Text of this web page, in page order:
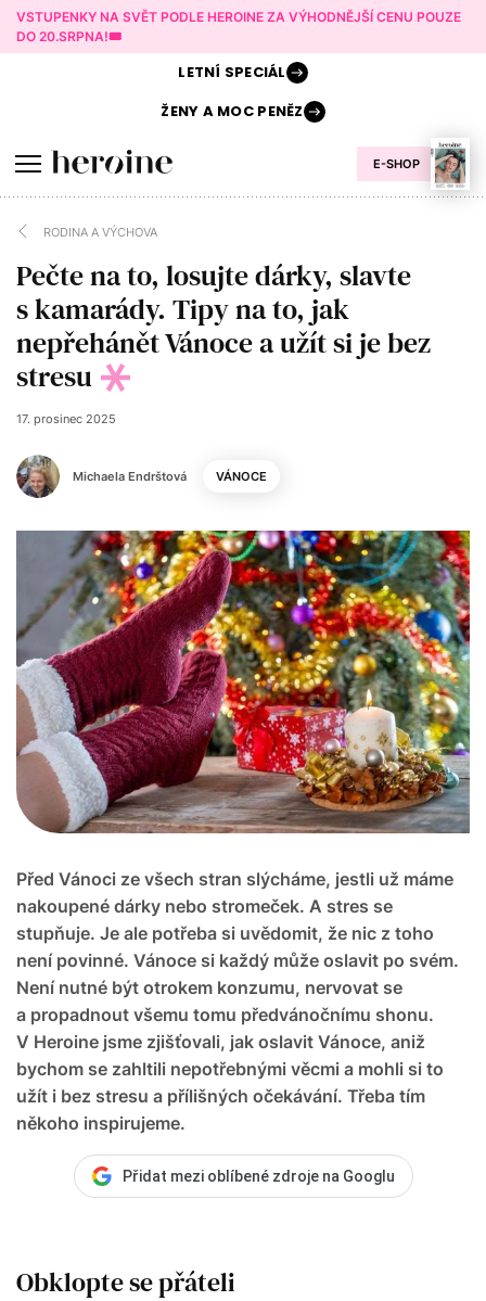
VSTUPENKY NA SVĚT PODLE HEROINE ZA VÝHODNĚJŠÍ CENU POUZE
DO 20.SRPNA!🎟️
E-SHOP
LETNÍ SPECIÁL
ŽENY AMOC PENĚZ
RODINA A VÝCHOVA
Pečte na to, losujte dárky, slavte
s kamarády. Tipy na to, jak
nepřehánět Vánoce a užít si je bez
stresu
Michaela Endrštová
17. prosinec 2025
VÁNOCE
Před Vánoci ze všech stran slýcháme, jestli už máme
nakoupené dárky nebo stromeček. A stres se
stupňuje. Je ale potřeba si uvědomit, že nic z toho
není povinné. Vánoce si každý může oslavit po svém.
Není nutné být otrokem konzumu, nervovat se
a propadnout všemu tomu předvánočnímu shonu.
V Heroine jsme zjišťovali, jak oslavit Vánoce, aniž
bychom se zahltili nepotřebnými věcmi a mohli si to
užít i bez stresu a přílišných očekávání. Třeba tím
někoho inspirujeme.
Přidat mezi oblíbené zdroje na Googlu
Obklopte se přáteli